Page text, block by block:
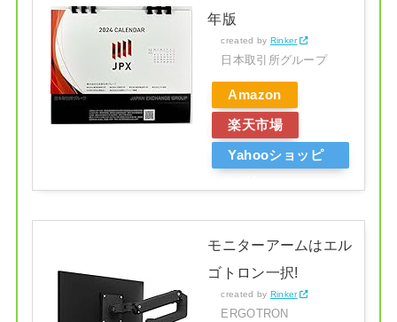
年版
created by Rinker
日本取引所グループ
Amazon
楽天市場
Yahooショッピ
モニターアームはエル
ゴトロン一択!
created by Rinker
ERGOTRON